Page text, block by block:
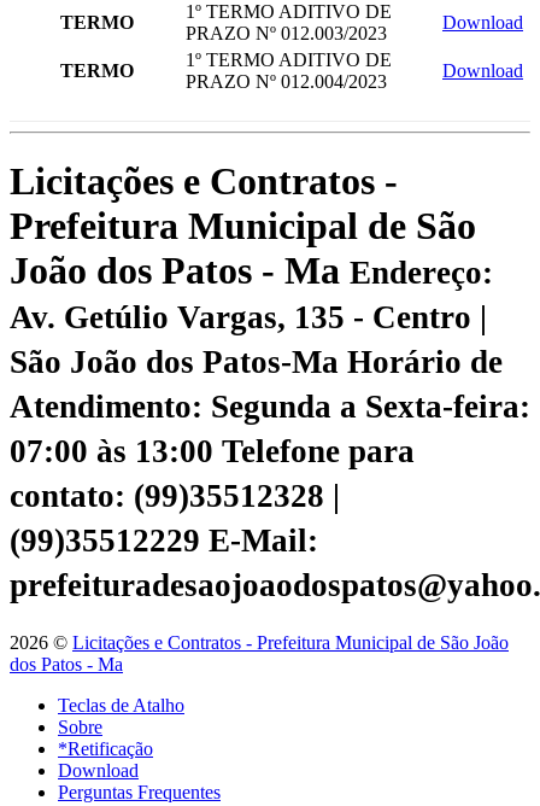
TERMO
1º TERMO ADITIVO DE
PRAZO Nº 012.003/2023
Download
TERMO
1º TERMO ADITIVO DE
PRAZO Nº 012.004/2023
Download
Licitações e Contratos -
Prefeitura Municipal de São
João dos Patos - Ma Endereço:
Av. Getúlio Vargas, 135 - Centro |
São João dos Patos-Ma Horário de
Atendimento: Segunda a Sexta-feira:
07:00 às 13:00 Telefone para
contato: (99)35512328 |
(99)35512229 E-Mail:
2026 © Licitações e Contratos - Prefeitura Municipal de São João
dos Patos - Ma
Teclas de Atalho
Sobre
*Retificação
Download
Perguntas Frequentes